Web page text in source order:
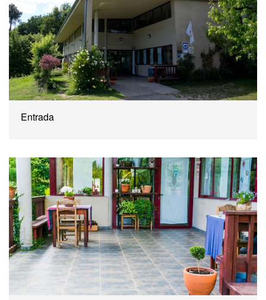
Entrada